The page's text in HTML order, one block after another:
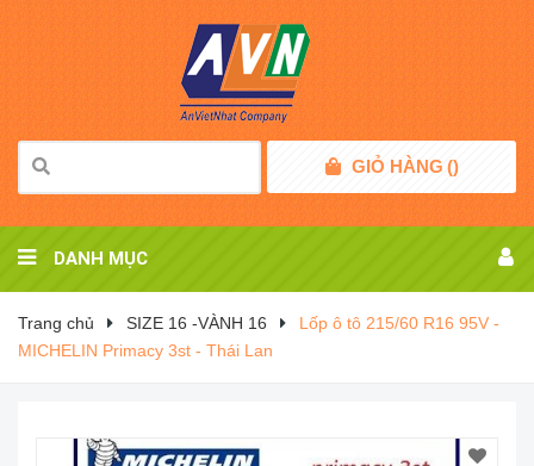
GIỎ HÀNG ()
DANH MỤC
Trang chủ SIZE 16 -VÀNH 16
Lốp ô tô 215/60 R16 95V -
MICHELIN Primacy 3st - Thái Lan